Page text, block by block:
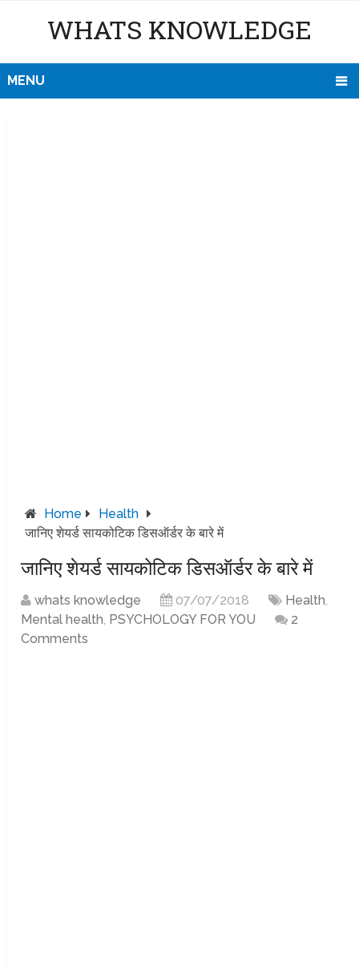
WHATS KNOWLEDGE
MENU
Home
Health
जानिए शेयर्ड सायकोटिक डिसऑर्डर के बारे में
जानिए शेयर्ड सायकोटिक डिसऑर्डर के बारे में
whats knowledge 07/07/2018 Health,
Mental health, PSYCHOLOGY FOR YOU
2
Comments